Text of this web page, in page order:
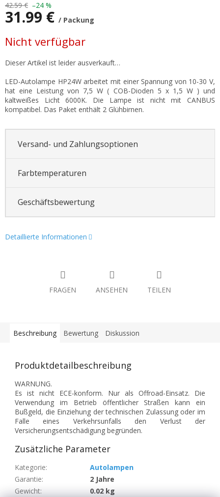
42.59 € –24 %
31.99 € / Packung
Nicht verfügbar
Dieser Artikel ist leider ausverkauft…
LED-Autolampe HP24W arbeitet mit einer Spannung von 10-30 V,
hat eine Leistung von 7,5 W ( COB-Dioden 5 x 1,5 W ) und
kaltweißes Licht 6000K. Die Lampe ist nicht mit CANBUS
kompatibel. Das Paket enthält 2 Glühbirnen.
Versand- und Zahlungsoptionen
Farbtemperaturen
Geschäftsbewertung
Detaillierte Informationen
FRAGEN ANSEHEN TEILEN
Beschreibung Bewertung Diskussion
Produktdetailbeschreibung
WARNUNG.
Es ist nicht ECE-konform. Nur als Offroad-Einsatz. Die
Verwendung im Betrieb öffentlicher Straßen kann ein
Bußgeld, die Einziehung der technischen Zulassung oder im
Falle eines Verkehrsunfalls den Verlust der
Versicherungsentschädigung begründen.
Zusätzliche Parameter
Kategorie:
Autolampen
Garantie:
2 Jahre
Gewicht: 0.02 kg